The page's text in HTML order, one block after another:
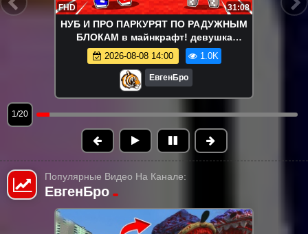
FHD 31:08
НУБ И ПРО ПАРКУРЯТ ПО РАДУЖНЫМ
БЛОКАМ в майнкрафт! девушка
новичок видео minecraft
2026-08-08 14:00 1.0K
ЕвгенБро
1/20
Популярные Видео На Канале:
ЕвгенБро